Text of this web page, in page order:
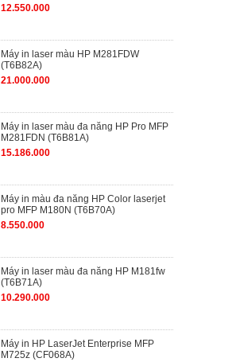
12.550.000
Máy in laser màu HP M281FDW
(T6B82A)
21.000.000
Máy in laser màu đa năng HP Pro MFP
M281FDN (T6B81A)
15.186.000
Máy in màu đa năng HP Color laserjet
pro MFP M180N (T6B70A)
8.550.000
Máy in laser màu đa năng HP M181fw
(T6B71A)
10.290.000
Máy in HP LaserJet Enterprise MFP
M725z (CF068A)